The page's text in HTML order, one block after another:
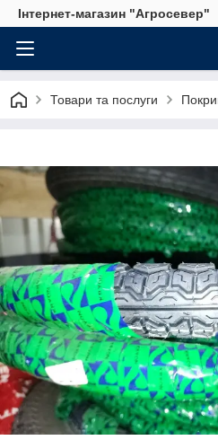
Інтернет-магазин "Агросевер"
Товари та послуги